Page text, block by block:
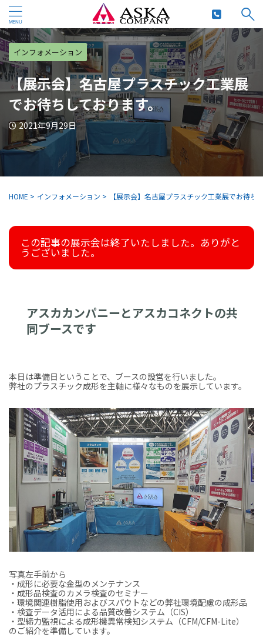
インフォメーション
【展示会】名古屋プラスチック工業展
でお待ちしております。
2021年9月29日
HOME > インフォメーション > 【展示会】名古屋プラスチック工業展でお待ち
この記事の展示会は終了いたしました。ありがと
うございました。
アスカカンパニーとアスカコネクトの共
同ブースです
本日は準備日ということで、ブースの設営を行いました。
弊社のプラスチック成形を主軸に様々なものを展示しています。
写真左手前から
・成形に必要な金型のメンテナンス
・成形品検査のカメラ検査のセミナー
・環境関連樹脂使用およびスパウトなどの弊社環境配慮の成形品
・検査データ活用による品質改善システム（CIS）
・型締力監視による成形機異常検知システム（CFM/CFM-Lite）
のご紹介を準備しています。